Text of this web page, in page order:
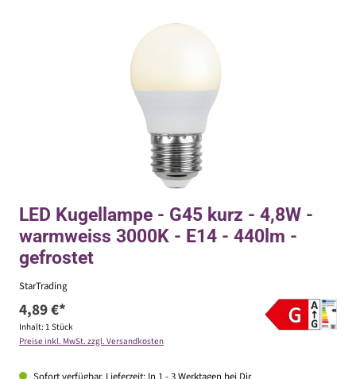
LED Kugellampe - G45 kurz - 4,8W -
warmweiss 3000K - E14 - 440lm -
gefrostet
StarTrading
4,89 €*
Inhalt: 1 Stück
Preise inkl. MwSt. zzgl. Versandkosten